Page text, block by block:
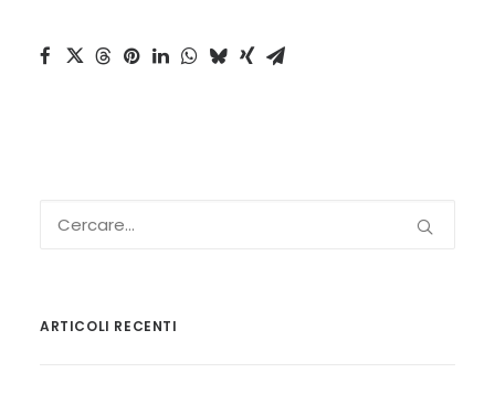
ARTICOLI RECENTI